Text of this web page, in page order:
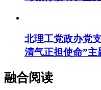
北理工党政办党
清气正担使命”主
融合阅读